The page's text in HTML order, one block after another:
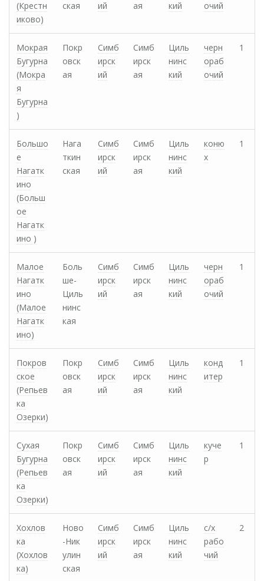
(Крестн
иково)
ская ий ая кий очий
Мокрая
Бугурна
(Мокра
я
Бугурна
)
Покр
овск
ая
Симб
ирск
ий
Симб
ирск
ая
Циль
нинс
кий
черн
ораб
очий
1
Большо
е
Нагатк
ино
(Больш
ое
Нагатк
ино )
Нага
ткин
ская
Симб
ирск
ий
Симб
ирск
ая
Циль
нинс
кий
коню
х
1
Малое
Нагатк
ино
(Малое
Нагатк
ино)
Боль
ше-
Циль
нинс
кая
Симб
ирск
ий
Симб
ирск
ая
Циль
нинс
кий
черн
ораб
очий
1
Покров
ское
(Репьев
ка
Озерки)
Покр
овск
ая
Симб
ирск
ий
Симб
ирск
ая
Циль
нинс
кий
конд
итер
1
Сухая
Бугурна
(Репьев
ка
Озерки)
Покр
овск
ая
Симб
ирск
ий
Симб
ирск
ая
Циль
нинс
кий
куче
р
1
Хохлов
ка
(Хохлов
ка)
Ново
-Ник
улин
ская
Симб
ирск
ий
Симб
ирск
ая
Циль
нинс
кий
с/х
рабо
чий
2